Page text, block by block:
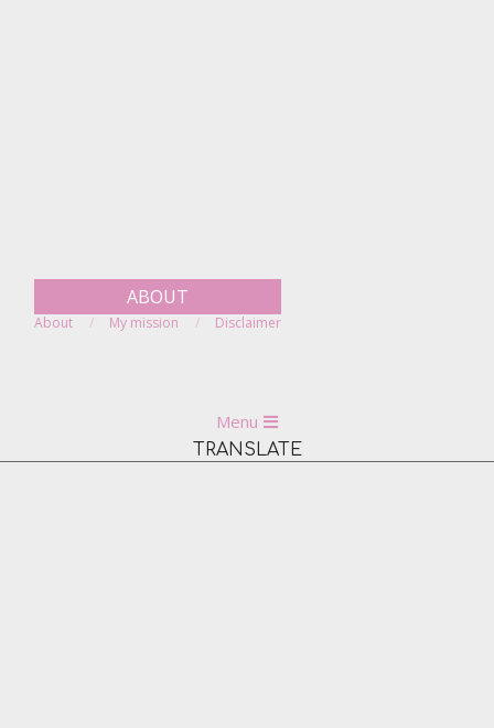
ABOUT
About My mission Disclaimer
Menu
Menu
TRANSLATE